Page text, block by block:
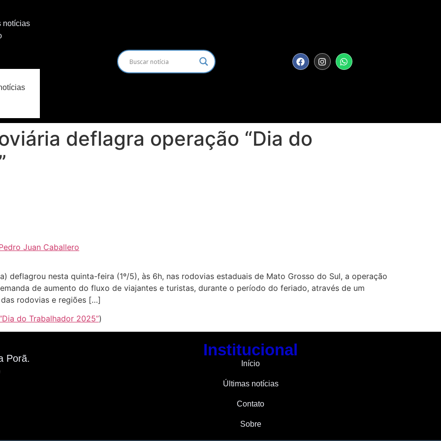
notícias
deflagra operação “Dia do
Juan Caballero
deflagrou nesta quinta-feira (1º/5), às 6h, nas rodovias estaduais de Mato Grosso do Sul, a operação
de aumento do fluxo de viajantes e turistas, durante o período do feriado, através de um
rodovias e regiões […]
do Trabalhador 2025”)
Porã. Institucional
Início
Últimas notícias
Contato
Sobre